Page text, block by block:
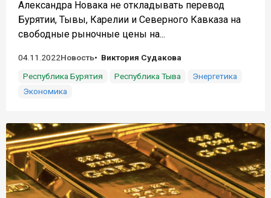
Александра Новака не откладывать перевод
Бурятии, Тывы, Карелии и Северного Кавказа на
свободные рыночные цены на...
04.11.2022Новость
Виктория Судакова
Республика Бурятия
Республика Тыва
Энергетика
Экономика